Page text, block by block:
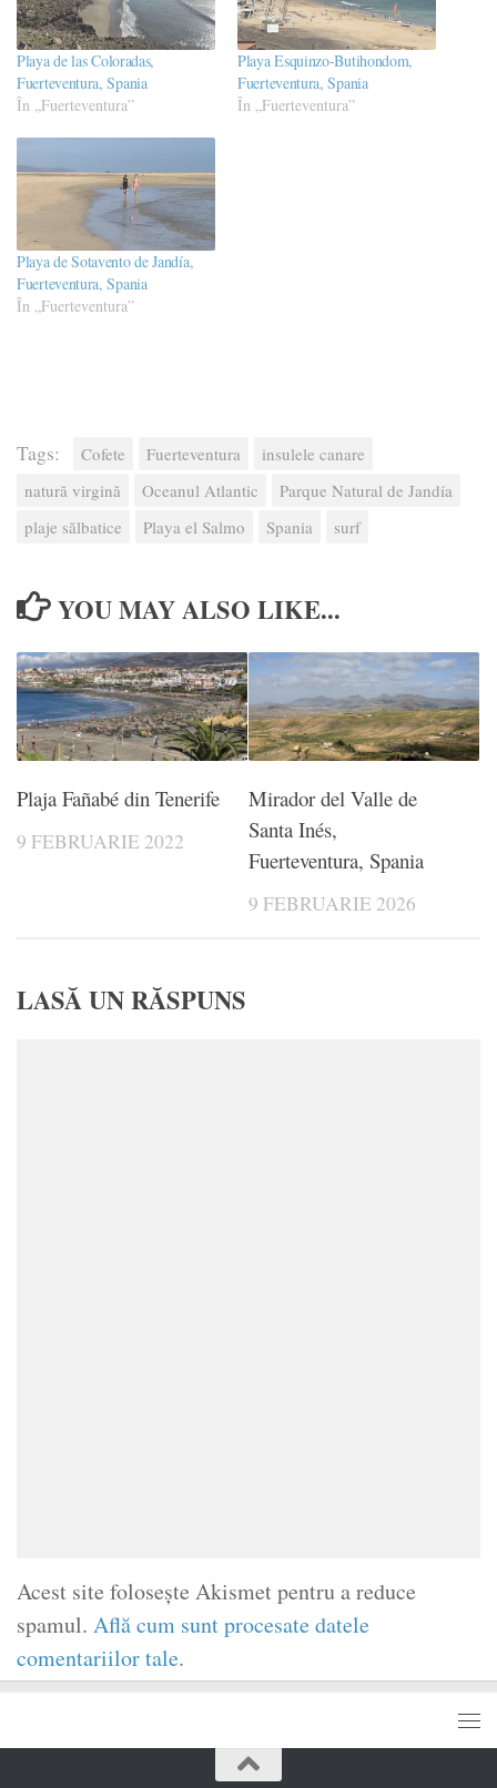
Playa de las Coloradas,
Fuerteventura, Spania
În „Fuerteventura”
Playa Esquinzo-Butihondom,
Fuerteventura, Spania
În „Fuerteventura”
Playa de Sotavento de Jandía,
Fuerteventura, Spania
În „Fuerteventura”
Tags: Cofete Fuerteventura
insulele canare
natură virgină
Oceanul Atlantic
Parque Natural de Jandía
plaje sălbatice
Playa el Salmo Spania surf
YOU MAY ALSO LIKE...
Plaja Fañabé din Tenerife
9 FEBRUARIE 2022
Mirador del Valle de
Santa Inés,
Fuerteventura, Spania
9 FEBRUARIE 2026
LASĂ UN RĂSPUNS
Acest site folosește Akismet pentru a reduce
spamul. Află cum sunt procesate datele
comentariilor tale.